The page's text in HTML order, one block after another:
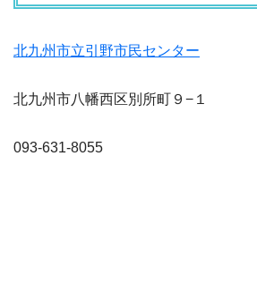
北九州市立引野市民センター
北九州市八幡西区別所町９−１
093-631-8055